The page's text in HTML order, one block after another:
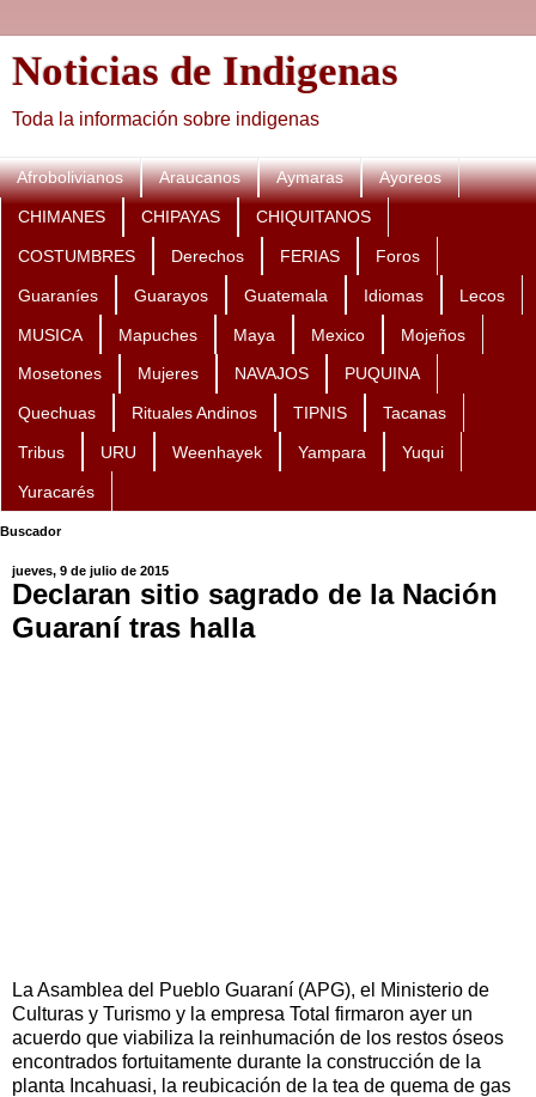
Noticias de Indigenas
Toda la información sobre indigenas
Afrobolivianos Araucanos Aymaras Ayoreos
CHIMANES CHIPAYAS CHIQUITANOS
COSTUMBRES Derechos FERIAS Foros
Guaraníes Guarayos Guatemala Idiomas Lecos
MUSICA Mapuches Maya Mexico Mojeños
Mosetones Mujeres NAVAJOS PUQUINA
Quechuas Rituales Andinos TIPNIS Tacanas
Tribus URU Weenhayek Yampara Yuqui
Yuracarés
Buscador
jueves, 9 de julio de 2015
Declaran sitio sagrado de la Nación
Guaraní tras halla
La Asamblea del Pueblo Guaraní (APG), el Ministerio de
Culturas y Turismo y la empresa Total firmaron ayer un
acuerdo que viabiliza la reinhumación de los restos óseos
encontrados fortuitamente durante la construcción de la
planta Incahuasi, la reubicación de la tea de quema de gas